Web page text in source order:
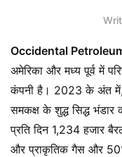
Occidental
अमेरिका और मध्य पूर्व में
कंपनी है। 2023 के अंत
समकक्ष के शुद्ध सिद्ध
प्रति दिन 1,234 हजार
और प्राकृतिक गैस और